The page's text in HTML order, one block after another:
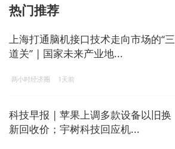
热门推荐
上海打通脑机接口技术走向市场的“三
道关” | 国家未来产业地...
两小时经济圈 1天前
科技早报 | 苹果上调多款设备以旧换
新回收价；宇树科技回应机...